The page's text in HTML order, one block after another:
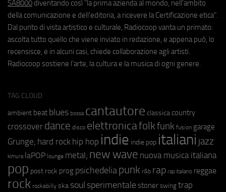
SA8000 diventando così "la prima azienda al mondo, nell'ambito
della comunicazione e dell'editoria, a ricevere la Certificazione etica".
Dal punto di vista artistico e culturale, Radiocoop vanta un primato:
ascolta tutto quello che viene inviato in redazione, e appena può, lo
recensisce, e in alcuni casi, chiede collaborazione agli artisti.
Radiocoop sostiene l'arte, la cultura e la musica di ogni genere.
TAG CLOUD
ambient beat blues bossa cantautore classica country
crossover dance disco elettronicafolkfunk fusion garage
Grunge; hard rock hip hop indie indie pop italiani jazz
kimura laPOP lounge metal; new wave nuova musica italiana
pop post rock prog psichedeliapunk r&b rap rap italiano reggae
rock rockabilly ska soul sperimentale stoner swing trap